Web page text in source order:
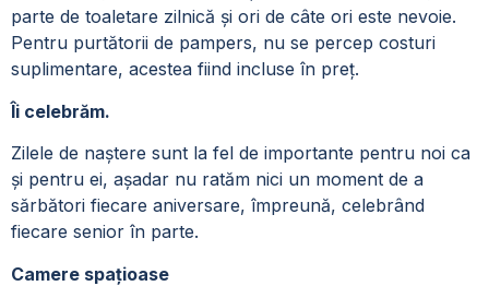
parte de toaletare zilnică și ori de câte ori este nevoie.
Pentru purtătorii de pampers, nu se percep costuri
suplimentare, acestea fiind incluse în preț.
Îi celebrăm.
Zilele de naștere sunt la fel de importante pentru noi ca
și pentru ei, așadar nu ratăm nici un moment de a
sărbători fiecare aniversare, împreună, celebrând
fiecare senior în parte.
Camere spațioase